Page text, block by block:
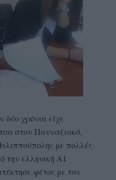
δύο χρόνια είχε
στον Πανναξιακό,
με πολλές
την ελληνική Α1
φέτος με τον